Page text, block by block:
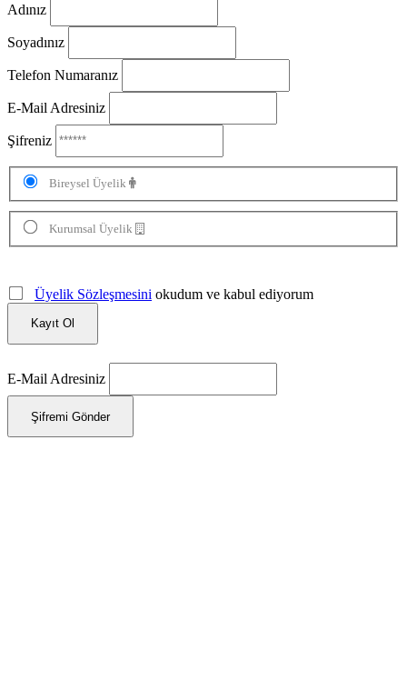
Adınız
Soyadınız
Telefon Numaranız
E-Mail Adresiniz
Şifreniz
Bireysel Üyelik
Kurumsal Üyelik
Üyelik Sözleşmesini okudum ve kabul ediyorum
Kayıt Ol
E-Mail Adresiniz
Şifremi Gönder